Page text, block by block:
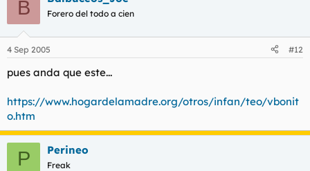
B Forero del todo a cien
4 Sep 2005 #12
pues anda que este...
https://www.hogardelamadre.org/otros/infan/teo/vbonit
o.htm
P Perineo
Freak